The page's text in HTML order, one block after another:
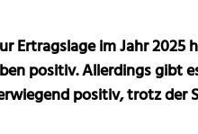
Ertragslage im Jahr 2025
positiv. Allerdings gibt
positiv, trotz der